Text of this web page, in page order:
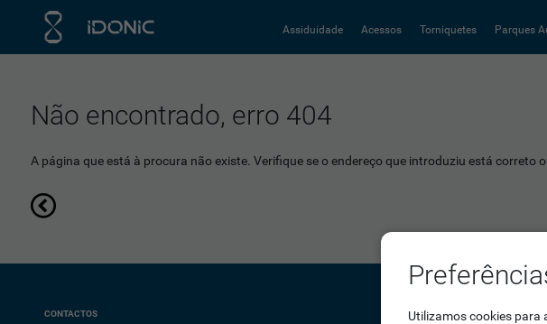
Assiduidade Acessos Torniquetes Parques
Não encontrado, erro 404
A página que está à procura não existe. Verifique se o endereço que introduziu está correto
CONTACTOS
Utilizamos cookies para